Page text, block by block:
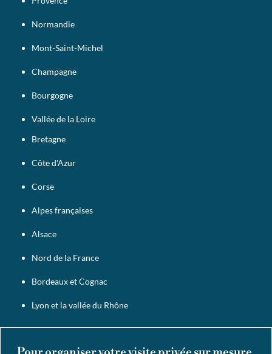
Normandie
Mont-Saint-Michel
Champagne
Bourgogne
Vallée de la Loire
Bretagne
Côte d'Azur
Corse
Alpes françaises
Alsace
Nord de la France
Bordeaux et Cognac
Lyon et la vallée du Rhône